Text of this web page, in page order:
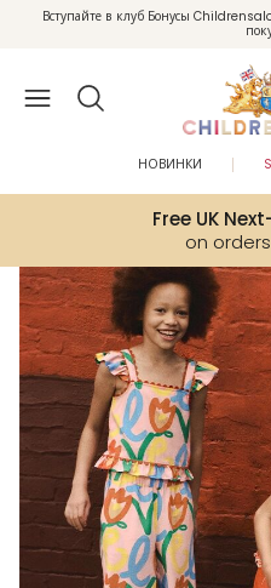
Enjoy 10% off your first order
Вступайте в клуб Бонусы
Free UK
on
НОВИНКИ